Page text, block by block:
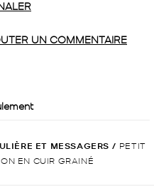
ET MESSAGERS / PETIT
EN CUIR GRAINÉ